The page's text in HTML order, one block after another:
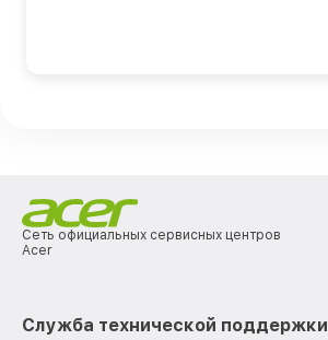
Сеть официальных сервисных центров
Acer
Служба технической поддержки